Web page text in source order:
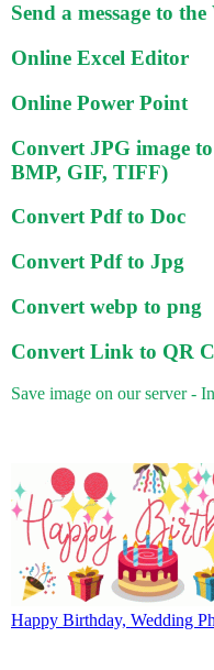
Send a message to
Online Excel Editor
Online Power Point
Convert JPG image
BMP, GIF, TIFF)
Convert Pdf to Doc
Convert Pdf to Jpg
Convert webp to png
Convert Link to QR
Save image on our server -
Happy Birthday, Wedding